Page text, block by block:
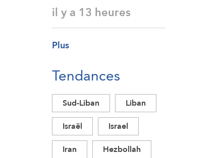
il y a 13 heures
Plus
Tendances
Sud-Liban
Liban
Israël
Israel
Iran
Hezbollah